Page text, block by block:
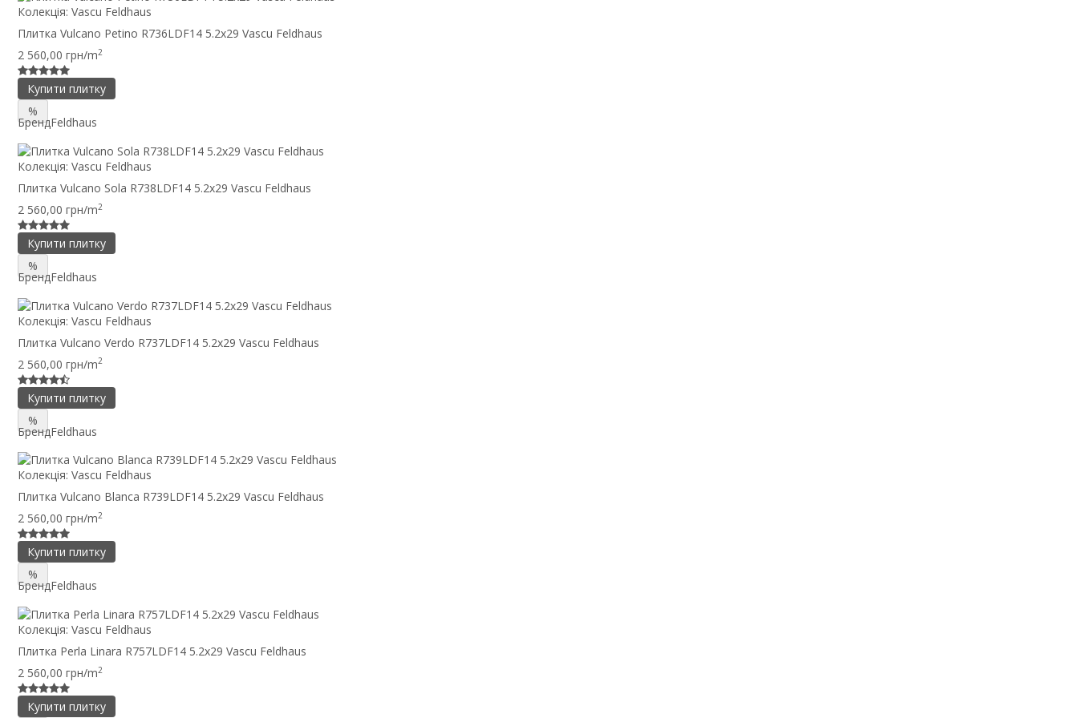
Колекція: Vascu Feldhaus
Плитка Vulcano Petino R736LDF14 5.2x29 Vascu Feldhaus
2 560,00 грн/m2
Купити плитку
%
БрендFeldhaus
Колекція: Vascu Feldhaus
Плитка Vulcano Sola R738LDF14 5.2x29 Vascu Feldhaus
2 560,00 грн/m2
Купити плитку
%
БрендFeldhaus
Колекція: Vascu Feldhaus
Плитка Vulcano Verdo R737LDF14 5.2x29 Vascu Feldhaus
2 560,00 грн/m2
Купити плитку
%
БрендFeldhaus
Колекція: Vascu Feldhaus
Плитка Vulcano Blanca R739LDF14 5.2x29 Vascu Feldhaus
2 560,00 грн/m2
Купити плитку
%
БрендFeldhaus
Колекція: Vascu Feldhaus
Плитка Perla Linara R757LDF14 5.2x29 Vascu Feldhaus
2 560,00 грн/m2
Купити плитку